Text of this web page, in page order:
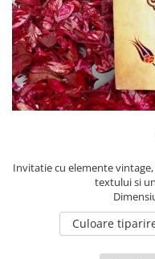
Pachete marturii
Pungi si cutii prajituri
Sticle si borcane
Cutii flori de hartie
Cutii flori de sapun
Cutii flori mixte
Cutii LUX
Aranjamente tematice
2020 Craciun si Anul Nou
2022 Crăciun
2023 Crăciun
Invitatie cu elemente
textului si
Culoare